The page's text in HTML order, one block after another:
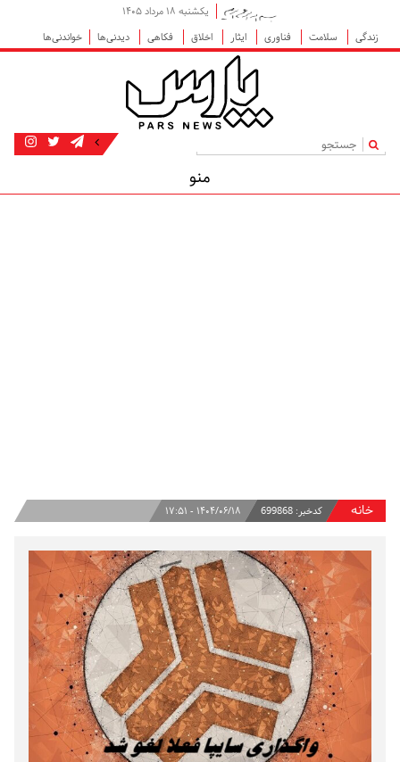
یکشنبه ۱۸ مرداد ۱۴۰۵
زندگی
سلامت فناوری ایثار اخلاق فکاهی دیدنی‌ها خواندنی‌ها
|
منو
خانه کدخبر: 699868 ۱۴۰۴/۰۶/۱۸ - ۱۷:۵۱